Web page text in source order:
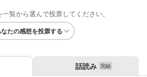
覧から選んで投票してください。
たの感想を投票する
話読み